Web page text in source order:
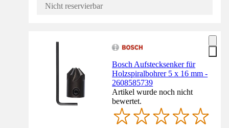
Nicht reservierbar
Bosch Aufstecksenker für
Holzspiralbohrer 5 x 16 mm -
2608585739
Artikel wurde noch nicht
bewertet.